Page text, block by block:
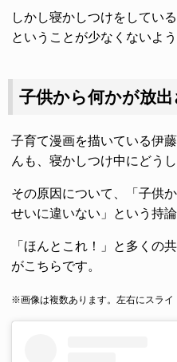
しかし寝かしつけをしてい
ということが少なくないよう
子供から何かが放
子育て漫画を描いている伊
んも、寝かしつけ中にどう
その原因について、「子供
せいに違いない」という持
「ほんとこれ！」と多くの
がこちらです。
※画像は複数あります。左右にスライ